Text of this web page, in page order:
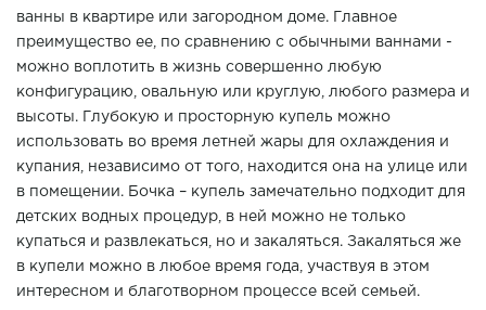
ванны в квартире или загородном доме. Главное
преимущество ее, по сравнению с обычными ваннами -
можно воплотить в жизнь совершенно любую
конфигурацию, овальную или круглую, любого размера и
высоты. Глубокую и просторную купель можно
использовать во время летней жары для охлаждения и
купания, независимо от того, находится она на улице или
в помещении. Бочка – купель замечательно подходит для
детских водных процедур, в ней можно не только
купаться и развлекаться, но и закаляться. Закаляться же
в купели можно в любое время года, участвуя в этом
интересном и благотворном процессе всей семьей.